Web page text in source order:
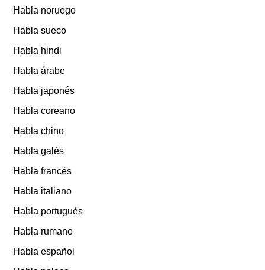
Habla noruego
Habla sueco
Habla hindi
Habla árabe
Habla japonés
Habla coreano
Habla chino
Habla galés
Habla francés
Habla italiano
Habla portugués
Habla rumano
Habla español